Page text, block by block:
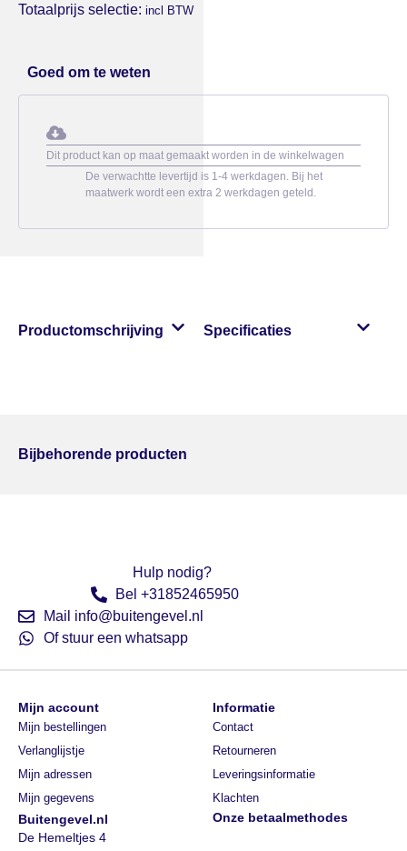
Totaalprijs selectie: incl BTW
Goed om te weten
Dit product kan op maat gemaakt worden in de winkelwagen
De verwachtte levertijd is 1-4 werkdagen. Bij het
maatwerk wordt een extra 2 werkdagen geteld.
Productomschrijving Specificaties
Bijbehorende producten
Hulp nodig?
Bel +31852465950
Mail info@buitengevel.nl
Of stuur een whatsapp
Buitengevel.nl
De Hemeltjes 4
Onze betaalmethodes
Mijn account
Mijn bestellingen
Verlanglijstje
Mijn adressen
Mijn gegevens
Informatie
Contact
Retourneren
Leveringsinformatie
Klachten